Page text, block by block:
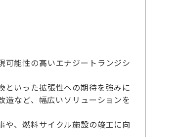
可能性の高いエナジートランジシ
といった拡張性への期待を強みに
など、幅広いソリューションを
や、燃料サイクル施設の竣工に向